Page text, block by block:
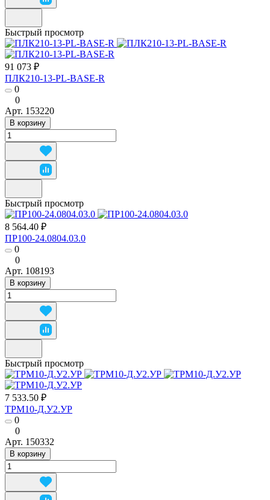
Быстрый просмотр
91 073 ₽
ПЛК210-13-PL-BASE-R
0
0
Арт. 153220
В корзину
Быстрый просмотр
8 564.40 ₽
ПР100-24.0804.03.0
0
0
Арт. 108193
В корзину
Быстрый просмотр
7 533.50 ₽
ТРМ10-Д.У2.УР
0
0
Арт. 150332
В корзину